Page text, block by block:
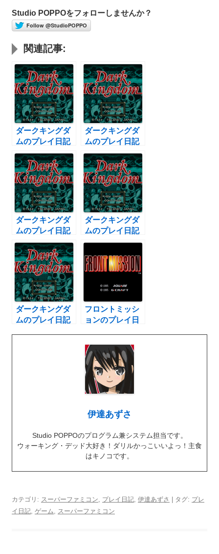
Studio POPPOをフォローしませんか？
Follow @StudioPOPPO
関連記事:
ダークキングダ
ムのプレイ日記
2：レトロゲー
ム(スーファミ)
ダークキングダ
ムのプレイ日記
7：レトロゲー
ム(スーファミ)
ダークキングダ
ムのプレイ日記
14：レトロゲー
ム(スーファミ)
ダークキングダ
ムのプレイ日記
20：レトロゲー
ダークキングダ
ムのプレイ日記
フロントミッシ
ョンのプレイ日
ミ)
伊達あずさ
Studio POPPOのプログラム兼システム担当です。
ウォーキング・デッド大好き！ダリルかっこいいよっ！主食
はキノコです。
カテゴリ: スーパーファミコン プレイ日記 伊達あずさ | タグ: プレ
イ日記 ゲーム スーパーファミコン